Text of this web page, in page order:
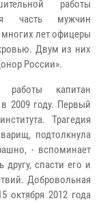
работы
часть мужчин
лет офицеры
Двум из них
России».
работы капитан
2009 году. Первый
Трагедия
подтолкнула
- вспоминает
спасти его и
Добровольная
октября 2012 года